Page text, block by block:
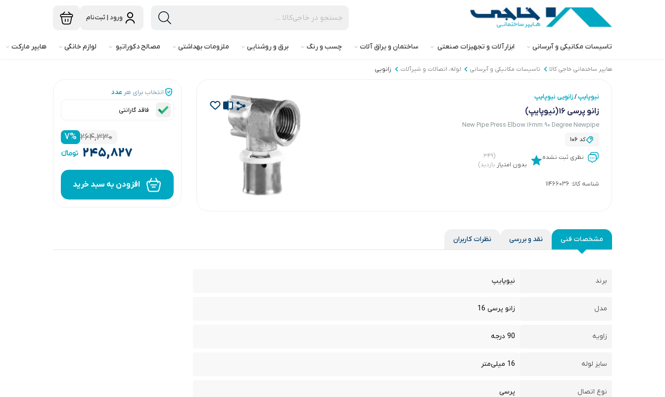
ورود | ثبت‌نام
تاسیسات مکانیکی و آبرسانی ابزارآلات و تجهیزات صنعتی ساختمان و یراق آلات چسب و رنگ برق و روشنایی ملزومات بهداشتی مصالح دکوراتیو لوازم خانگی هایپر مارکت
هایپر ساختمانی خاجی‌ کالا تاسیسات مکانیکی و آبرسانی لوله، اتصالات و شیرآلات زانویی
نیوپایپ/زانویی نیوپایپ
زانو پرسی 16(نیوپایپ)
New Pipe Press Elbow 16mm 90 Degree Newpipe
کد 106
نظری ثبت نشده
بدون امتیاز
(۳۴۹
بازدید)
شناسه کالا: 11466036
انتخاب برای هر عدد
فاقد گارانتی
۷% ۲۶۴,۳۳۰
۲۴۵,۸۲۷
افزودن به سبد خرید
مشخصات فنی نقد و بررسی نظرات کاربران
برند نیوپایپ
مدل زانو پرسی 16
زاویه 90 درجه
سایز لوله 16 میلی‌متر
نوع اتصال پرسی